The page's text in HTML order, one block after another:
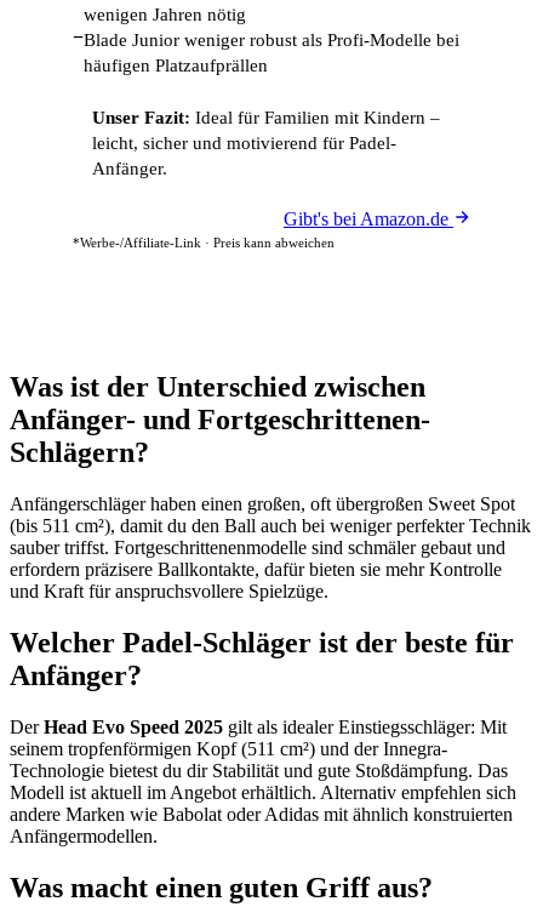
wenigen Jahren nötig
−Blade Junior weniger robust als Profi-Modelle bei
häufigen Platzaufprällen
Unser Fazit: Ideal für Familien mit Kindern –
leicht, sicher und motivierend für Padel-
Anfänger.
Gibt's bei Amazon.de
*Werbe-/Affiliate-Link · Preis kann abweichen
Was ist der Unterschied zwischen
Anfänger- und Fortgeschrittenen-
Schlägern?
Anfängerschläger haben einen großen, oft übergroßen Sweet Spot
(bis 511 cm²), damit du den Ball auch bei weniger perfekter Technik
sauber triffst. Fortgeschrittenenmodelle sind schmäler gebaut und
erfordern präzisere Ballkontakte, dafür bieten sie mehr Kontrolle
und Kraft für anspruchsvollere Spielzüge.
Welcher Padel-Schläger ist der beste für
Anfänger?
DerHead Evo Speed 2025 gilt als idealer Einstiegsschläger: Mit
seinem tropfenförmigen Kopf (511 cm²) und der Innegra-
Technologie bietest du dir Stabilität und gute Stoßdämpfung. Das
Modell ist aktuell im Angebot erhältlich. Alternativ empfehlen sich
andere Marken wie Babolat oder Adidas mit ähnlich konstruierten
Anfängermodellen.
Was macht einen guten Griff aus?